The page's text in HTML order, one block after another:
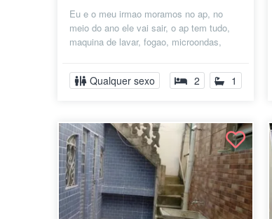
Eu e o meu irmao moramos no ap, no
meio do ano ele vai sair, o ap tem tudo,
maquina de lavar, fogao, microondas,
Qualquer sexo 2 1